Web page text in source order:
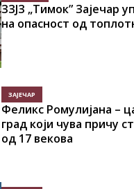
ЗЗЈЗ „Тимок” Зајечар
на опасност од
ЗАЈЕЧАР
Феликс Ромулијана –
град који чува причу
од 17 векова